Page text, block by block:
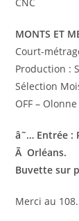
MONTS ET
Court-
Production :
Sélection
OFF –
â˜… Entrée :
Ã Orléans.
Buvette sur
Merci au 108.